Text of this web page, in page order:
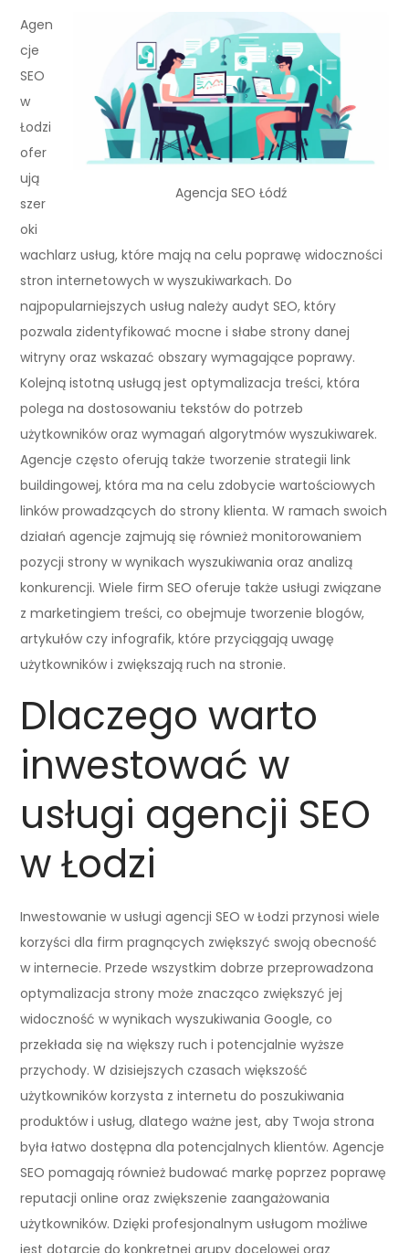
Agencja SEO Łódź
Agen
cje
SEO
w
Łodzi
ofer
ują
szer
oki
wachlarz usług, które mają na celu poprawę widoczności
stron internetowych w wyszukiwarkach. Do
najpopularniejszych usług należy audyt SEO, który
pozwala zidentyfikować mocne i słabe strony danej
witryny oraz wskazać obszary wymagające poprawy.
Kolejną istotną usługą jest optymalizacja treści, która
polega na dostosowaniu tekstów do potrzeb
użytkowników oraz wymagań algorytmów wyszukiwarek.
Agencje często oferują także tworzenie strategii link
buildingowej, która ma na celu zdobycie wartościowych
linków prowadzących do strony klienta. W ramach swoich
działań agencje zajmują się również monitorowaniem
pozycji strony w wynikach wyszukiwania oraz analizą
konkurencji. Wiele firm SEO oferuje także usługi związane
z marketingiem treści, co obejmuje tworzenie blogów,
artykułów czy infografik, które przyciągają uwagę
użytkowników i zwiększają ruch na stronie.
Dlaczego warto
inwestować w
usługi agencji SEO
w Łodzi
Inwestowanie w usługi agencji SEO w Łodzi przynosi wiele
korzyści dla firm pragnących zwiększyć swoją obecność
w internecie. Przede wszystkim dobrze przeprowadzona
optymalizacja strony może znacząco zwiększyć jej
widoczność w wynikach wyszukiwania Google, co
przekłada się na większy ruch i potencjalnie wyższe
przychody. W dzisiejszych czasach większość
użytkowników korzysta z internetu do poszukiwania
produktów i usług, dlatego ważne jest, aby Twoja strona
była łatwo dostępna dla potencjalnych klientów. Agencje
SEO pomagają również budować markę poprzez poprawę
reputacji online oraz zwiększenie zaangażowania
użytkowników. Dzięki profesjonalnym usługom możliwe
jest dotarcie do konkretnej grupy docelowej oraz